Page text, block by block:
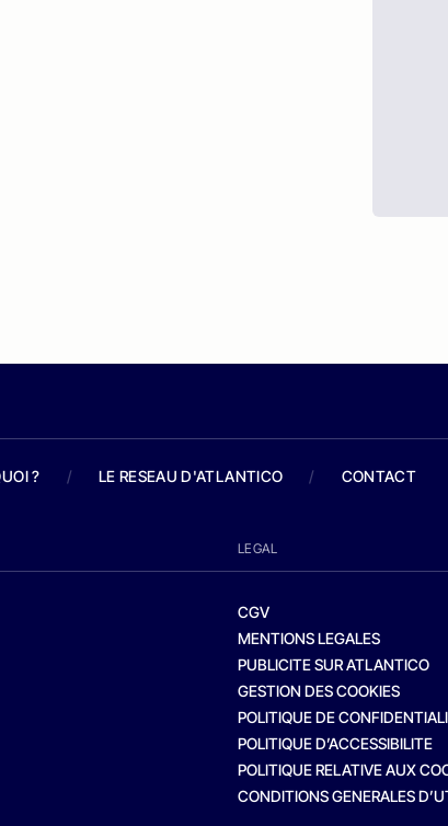
? / LE RESEAU D'ATLANTICO / CONTACT
LEGAL
CGV
MENTIONS LEGALES
PUBLICITE SUR ATLANTICO
GESTION DES COOKIES
POLITIQUE DE
POLITIQUE D’ACCESSIBILITE
POLITIQUE RELATIVE AUX
CONDITIONS GENERALES